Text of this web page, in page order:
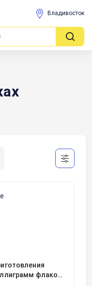
Владивосток
флакон,